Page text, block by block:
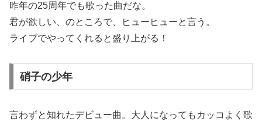
昨年の25周年でも歌った曲だな。
君が欲しい、のところで、ヒューヒューと言う。
ライブでやってくれると盛り上がる！
硝子の少年
言わずと知れたデビュー曲。大人になってもカッコよく歌